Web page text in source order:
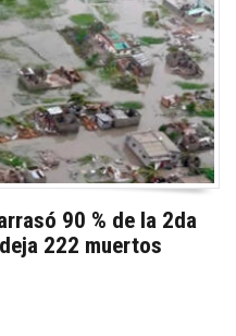
90 % de la 2da
222 muertos